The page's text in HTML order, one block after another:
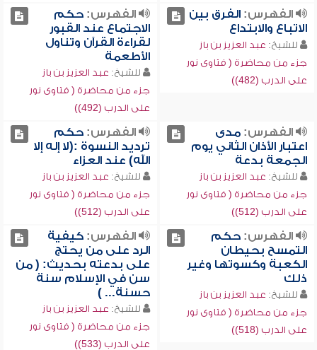
الفهرس:الفرق بين
الاتباع والابتداع
للشيخ: عبد العزيز بن باز
جزء من محاضرة ( فتاوى نور
على الدرب (482))
الفهرس:حكم
الاجتماع عند القبور
لقراءة القرآن وتناول
الأطعمة
للشيخ: عبد العزيز بن باز
جزء من محاضرة ( فتاوى نور
على الدرب (492))
الفهرس:مدى
اعتبار الأذان الثاني يوم
الجمعة بدعة
للشيخ: عبد العزيز بن باز
جزء من محاضرة ( فتاوى نور
على الدرب (512))
الفهرس:حكم
ترديد النسوة :(لا إله إلا
الله) عند العزاء
للشيخ: عبد العزيز بن باز
جزء من محاضرة ( فتاوى نور
على الدرب (512))
الفهرس:حكم
التمسح بحيطان
الكعبة وكسوتها وغير
ذلك
للشيخ: عبد العزيز بن باز
جزء من محاضرة ( فتاوى نور
على الدرب (518))
الفهرس:كيفية
الرد على من يحتج
على بدعته بحديث: ( من
سن في الإسلام سنة
حسنة... )
للشيخ: عبد العزيز بن باز
جزء من محاضرة ( فتاوى نور
على الدرب (533))